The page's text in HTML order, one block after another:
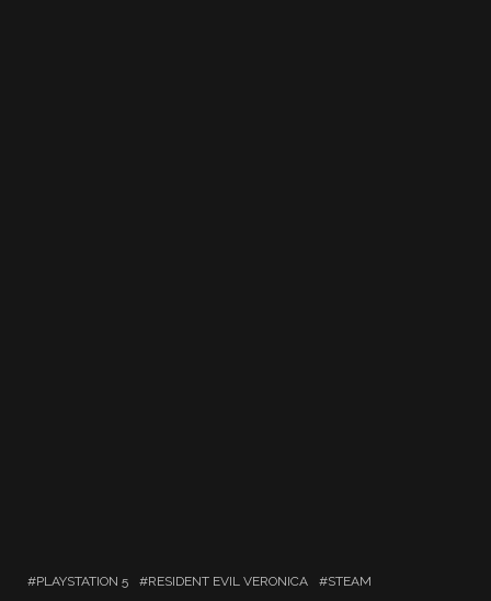
PLAYSTATION 5 RESIDENT EVIL VERONICA STEAM